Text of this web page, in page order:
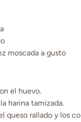
moscada a gusto
el huevo.
harina tamizada.
queso rallado y los